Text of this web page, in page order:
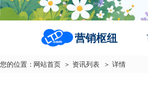
营销枢纽
您的位置： 网站首页 ＞ 资讯列表 ＞ 详情